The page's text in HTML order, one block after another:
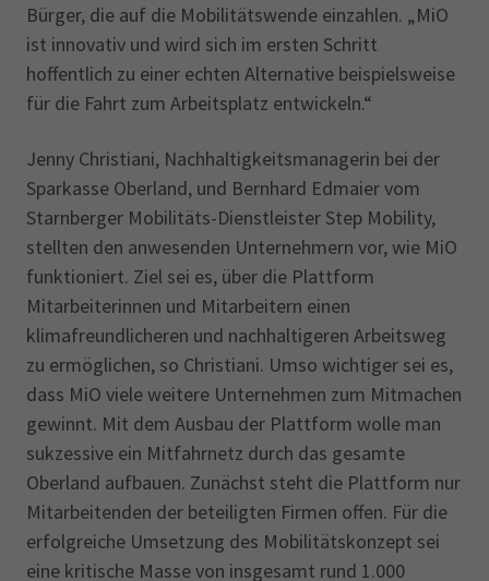
Bürger, die auf die Mobilitätswende einzahlen. „MiO
ist innovativ und wird sich im ersten Schritt
hoffentlich zu einer echten Alternative beispielsweise
für die Fahrt zum Arbeitsplatz entwickeln.“
Jenny Christiani, Nachhaltigkeitsmanagerin bei der
Sparkasse Oberland, und Bernhard Edmaier vom
Starnberger Mobilitäts-Dienstleister Step Mobility,
stellten den anwesenden Unternehmern vor, wie MiO
funktioniert. Ziel sei es, über die Plattform
Mitarbeiterinnen und Mitarbeitern einen
klimafreundlicheren und nachhaltigeren Arbeitsweg
zu ermöglichen, so Christiani. Umso wichtiger sei es,
dass MiO viele weitere Unternehmen zum Mitmachen
gewinnt. Mit dem Ausbau der Plattform wolle man
sukzessive ein Mitfahrnetz durch das gesamte
Oberland aufbauen. Zunächst steht die Plattform nur
Mitarbeitenden der beteiligten Firmen offen. Für die
erfolg­reiche Umsetzung des Mobilitätskonzept sei
eine kritische Masse von insgesamt rund 1.000